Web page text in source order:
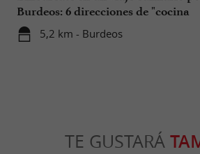
Burdeos: 6 direcciones de "cocina
internacional"
5,2 km - Burdeos
TE GUSTARÁ